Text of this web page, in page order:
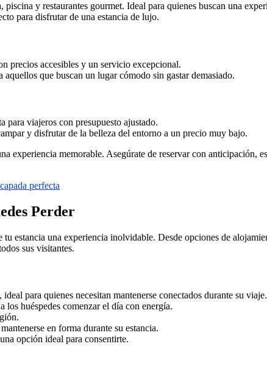
y restaurantes gourmet. Ideal para quienes buscan una
para disfrutar de una estancia de lujo.
precios accesibles y un servicio excepcional.
que buscan un lugar cómodo sin gastar demasiado.
para viajeros con presupuesto ajustado.
y disfrutar de la belleza del entorno a un precio muy bajo.
experiencia memorable. Asegúrate de reservar con anticipación,
perfecta
Perder
estancia una experiencia inolvidable. Desde opciones de
sus visitantes.
para quienes necesitan mantenerse conectados durante su viaje.
huéspedes comenzar el día con energía.
en forma durante su estancia.
opción ideal para consentirte.